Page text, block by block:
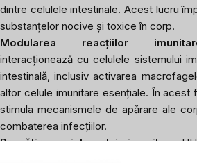
dintre celulele intestinale. Acest lucru
substanțelor nocive și toxice în corp.
Modularea reacțiilor
interacționează cu celulele sistemului
intestinală, inclusiv activarea
altor celule imunitare esențiale. În
stimula mecanismele de apărare ale
combaterea infecțiilor.
Pregătirea sistemului imunitar: